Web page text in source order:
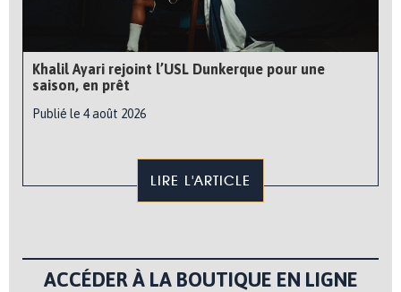
Khalil Ayari rejoint l’USL Dunkerque pour une
saison, en prêt
Publié le 4 août 2026
LIRE L'ARTICLE
ACCÉDER À LA BOUTIQUE EN LIGNE